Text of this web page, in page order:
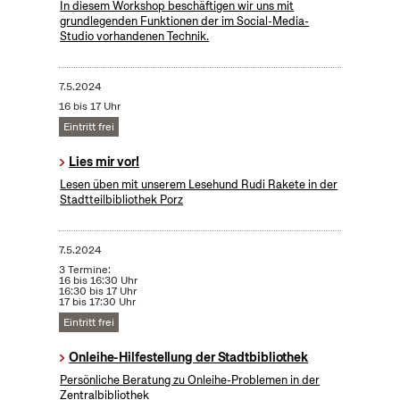
In diesem Workshop beschäftigen wir uns mit
grundlegenden Funktionen der im Social-Media-
Studio vorhandenen Technik.
7.5.2024
16 bis 17 Uhr
Eintritt frei
Lies mir vor!
Lesen üben mit unserem Lesehund Rudi Rakete in der
Stadtteilbibliothek Porz
7.5.2024
3 Termine:
16 bis 16:30 Uhr
16:30 bis 17 Uhr
17 bis 17:30 Uhr
Eintritt frei
Onleihe-Hilfestellung der Stadtbibliothek
Persönliche Beratung zu Onleihe-Problemen in der
Zentralbibliothek